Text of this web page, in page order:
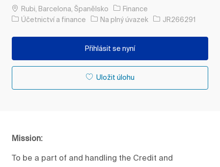
Umístění
Rubi, Barcelona, Španělsko
Finance
Kategorie
Účetnictví a finance Typ úlohy
Na plný úvazek ID úlohy
JR266291
Přihlásit se nyní
Uložit úlohu
Mission:
To be a part of and handling the Credit and